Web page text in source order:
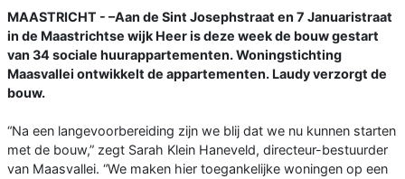
MAASTRICHT - –Aan de Sint Josephstraat en 7 Januaristraat
in de Maastrichtse wijk Heer is deze week de bouw gestart
van 34 sociale huurappartementen. Woningstichting
Maasvallei ontwikkelt de appartementen. Laudy verzorgt de
bouw.
“Na een langevoorbereiding zijn we blij dat we nu kunnen starten
met de bouw,” zegt Sarah Klein Haneveld, directeur-bestuurder
van Maasvallei. “We maken hier toegankelijke woningen op een